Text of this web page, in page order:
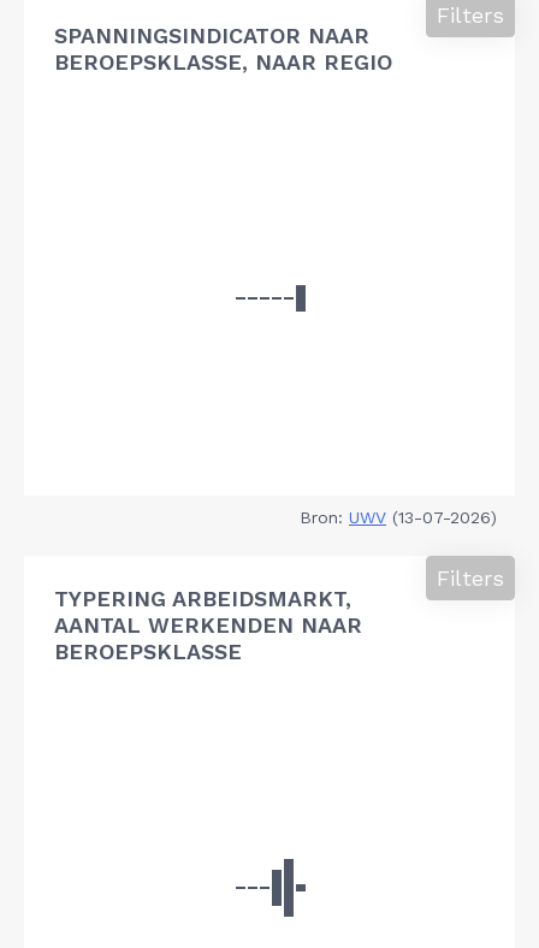
SPANNINGSINDICATOR NAAR
BEROEPSKLASSE, NAAR REGIO
Filters
Bron: UWV (13-07-2026)
TYPERING ARBEIDSMARKT,
AANTAL WERKENDEN NAAR
BEROEPSKLASSE
Filters